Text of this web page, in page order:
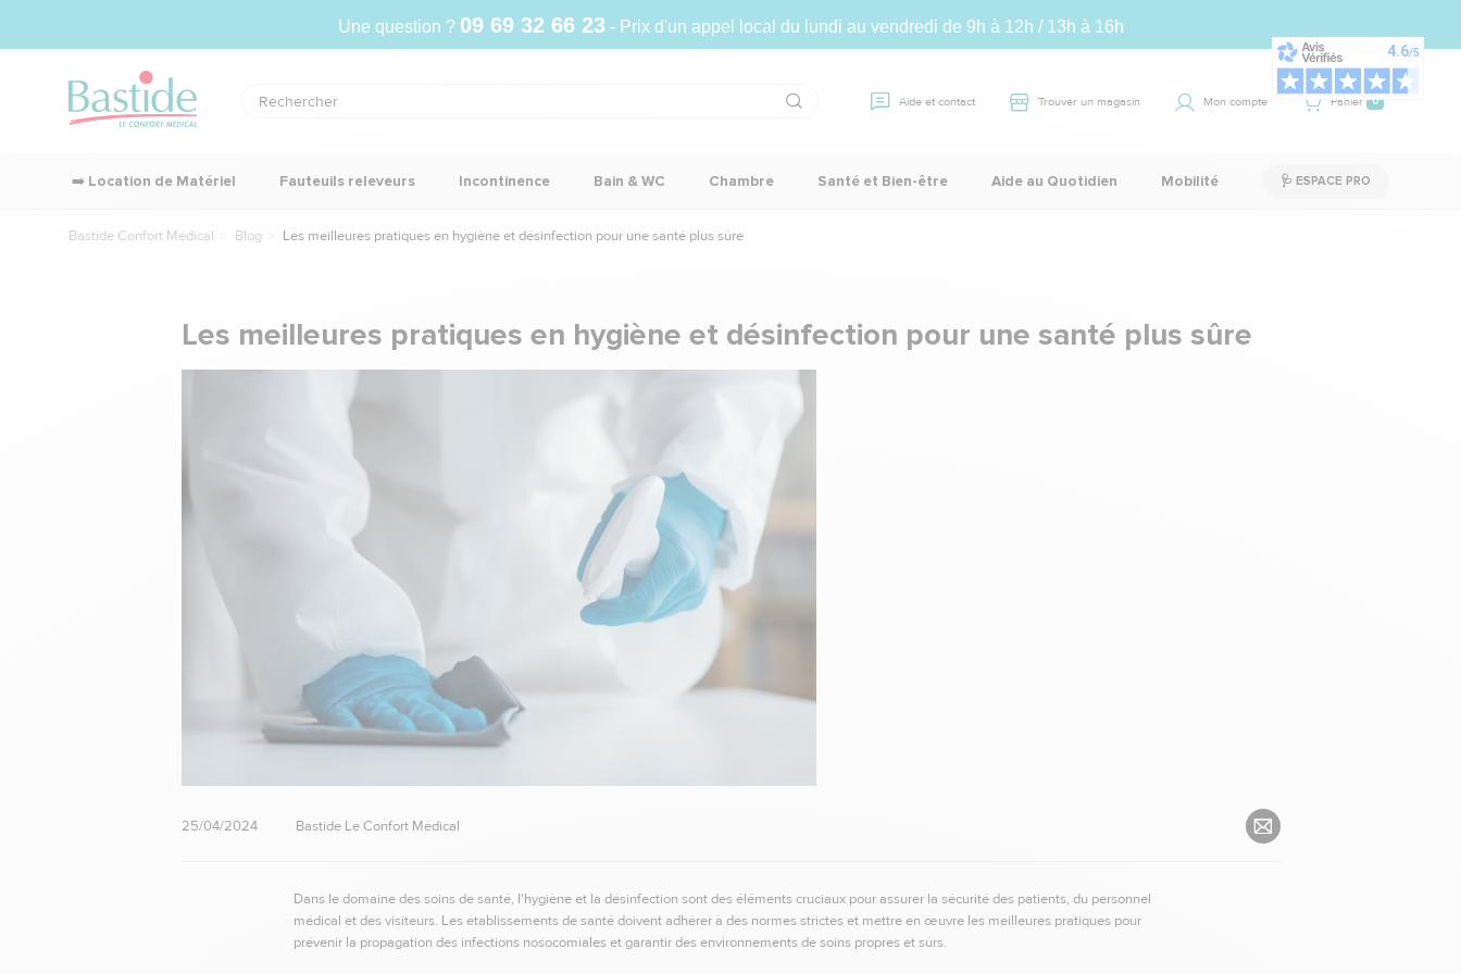
Une question ? 09 69 32 66 23- Prix d'un appel local du lundi au vendredi de 9h à 12h / 13h à 16h
Aide et contact Trouver un magasin Mon compte Panier 0
➡️ Location de Matériel Fauteuils releveurs Incontinence Bain & WC Chambre Santé et Bien-être Aide au Quotidien Mobilité 🩺 ESPACE PRO
Bastide Confort Médical Blog Les meilleures pratiques en hygiène et désinfection pour une santé plus sûre
Les meilleures pratiques en hygiène et désinfection pour une santé plus sûre
25/04/2024 Bastide Le Confort Médical
Dans le domaine des soins de santé, l'hygiène et la désinfection sont des éléments cruciaux pour assurer la sécurité des patients, du personnel
médical et des visiteurs. Les établissements de santé doivent adhérer à des normes strictes et mettre en œuvre les meilleures pratiques pour
prévenir la propagation des infections nosocomiales et garantir des environnements de soins propres et sûrs.